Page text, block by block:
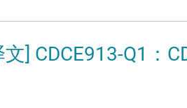
文] CDCE913-Q1：